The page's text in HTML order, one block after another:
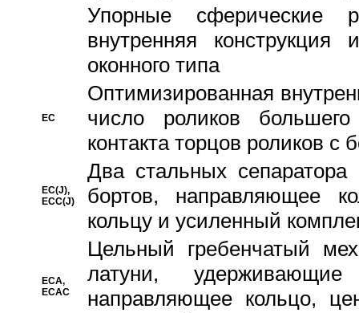
Упорные сферические
внутренняя
оконного типа
EC
Oптимизированная
число роликов
контакта торцов роликов с
EC(J),
ECC(J)
Два стальных сепаратора
бортов, направляющее
кольцу и усиленный
ECA,
ECAC
Цельный гребенчатый
латуни,
направляющее кольцо,